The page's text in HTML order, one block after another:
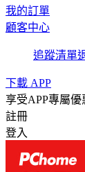
我的訂單
顧客中心
追蹤清單
下載 APP
享受APP專屬優
註冊
登入